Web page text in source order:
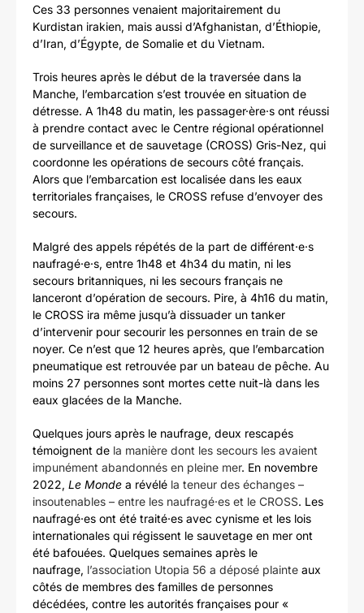
Ces 33 personnes venaient majoritairement du
Kurdistan irakien, mais aussi d’Afghanistan, d’Éthiopie,
d’Iran, d’Égypte, de Somalie et du Vietnam.
Trois heures après le début de la traversée dans la
Manche, l’embarcation s’est trouvée en situation de
détresse. A 1h48 du matin, les passager·ère·s ont réussi
à prendre contact avec le Centre régional opérationnel
de surveillance et de sauvetage (CROSS) Gris-Nez, qui
coordonne les opérations de secours côté français.
Alors que l’embarcation est localisée dans les eaux
territoriales françaises, le CROSS refuse d’envoyer des
secours.
Malgré des appels répétés de la part de différent·e·s
naufragé·e·s, entre 1h48 et 4h34 du matin, ni les
secours britanniques, ni les secours français ne
lanceront d’opération de secours. Pire, à 4h16 du matin,
le CROSS ira même jusqu’à dissuader un tanker
d’intervenir pour secourir les personnes en train de se
noyer. Ce n’est que 12 heures après, que l’embarcation
pneumatique est retrouvée par un bateau de pêche. Au
moins 27 personnes sont mortes cette nuit-là dans les
eaux glacées de la Manche.
Quelques jours après le naufrage, deux rescapés
témoignent de la manière dont les secours les avaient
impunément abandonnés en pleine mer. En novembre
2022, Le Monde a révélé la teneur des échanges –
insoutenables – entre les naufragé·es et le CROSS. Les
naufragé·es ont été traité·es avec cynisme et les lois
internationales qui régissent le sauvetage en mer ont
été bafouées. Quelques semaines après le
naufrage, l’association Utopia 56 a déposé plainte aux
côtés de membres des familles de personnes
décédées, contre les autorités françaises pour «